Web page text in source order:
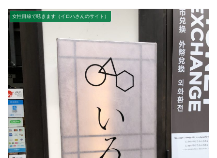
女性目線で呟きます（イロハさんのサイト）